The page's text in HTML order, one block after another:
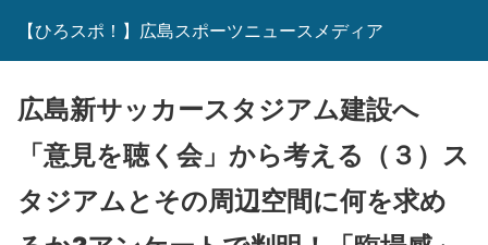
【ひろスポ！】広島スポーツニュースメディア
広島新サッカースタジアム建設へ
「意見を聴く会」から考える（３）ス
タジアムとその周辺空間に何を求め